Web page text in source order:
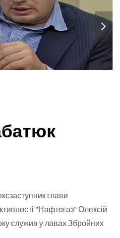
глави
"Нафтогаз" Олексій
служив у лавах Збройних